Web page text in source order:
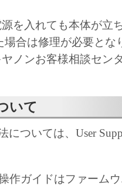
を入れても本体が立
場合は修理が必要とな
ノンお客様相談セン
いて
については、User
作ガイドはファーム